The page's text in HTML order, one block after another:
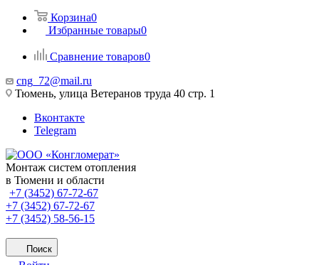
Корзина0
Избранные товары0
Сравнение товаров0
cng_72@mail.ru
Тюмень, улица Ветеранов труда 40 стр. 1
Вконтакте
Telegram
Монтаж систем отопления
в Тюмени и области
+7 (3452) 67-72-67
+7 (3452) 67-72-67
+7 (3452) 58-56-15
Поиск